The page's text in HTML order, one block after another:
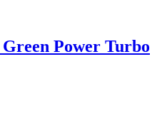
Power Turbo